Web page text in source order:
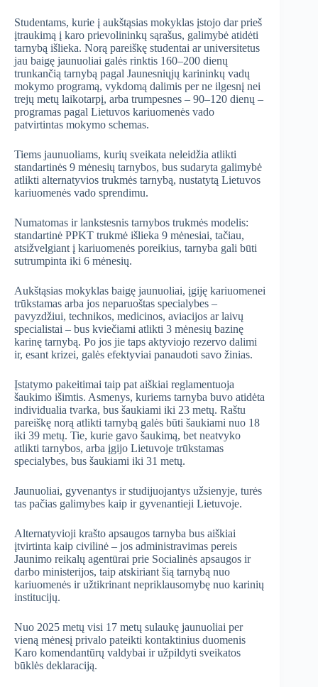
Studentams, kurie į aukštąsias mokyklas įstojo dar prieš
įtraukimą į karo prievolininkų sąrašus, galimybė atidėti
tarnybą išlieka. Norą pareiškę studentai ar universitetus
jau baigę jaunuoliai galės rinktis 160–200 dienų
trunkančią tarnybą pagal Jaunesniųjų karininkų vadų
mokymo programą, vykdomą dalimis per ne ilgesnį nei
trejų metų laikotarpį, arba trumpesnes – 90–120 dienų –
programas pagal Lietuvos kariuomenės vado
patvirtintas mokymo schemas.
Tiems jaunuoliams, kurių sveikata neleidžia atlikti
standartinės 9 mėnesių tarnybos, bus sudaryta galimybė
atlikti alternatyvios trukmės tarnybą, nustatytą Lietuvos
kariuomenės vado sprendimu.
Numatomas ir lankstesnis tarnybos trukmės modelis:
standartinė PPKT trukmė išlieka 9 mėnesiai, tačiau,
atsižvelgiant į kariuomenės poreikius, tarnyba gali būti
sutrumpinta iki 6 mėnesių.
Aukštąsias mokyklas baigę jaunuoliai, įgiję kariuomenei
trūkstamas arba jos neparuoštas specialybes –
pavyzdžiui, technikos, medicinos, aviacijos ar laivų
specialistai – bus kviečiami atlikti 3 mėnesių bazinę
karinę tarnybą. Po jos jie taps aktyviojo rezervo dalimi
ir, esant krizei, galės efektyviai panaudoti savo žinias.
Įstatymo pakeitimai taip pat aiškiai reglamentuoja
šaukimo išimtis. Asmenys, kuriems tarnyba buvo atidėta
individualia tvarka, bus šaukiami iki 23 metų. Raštu
pareiškę norą atlikti tarnybą galės būti šaukiami nuo 18
iki 39 metų. Tie, kurie gavo šaukimą, bet neatvyko
atlikti tarnybos, arba įgijo Lietuvoje trūkstamas
specialybes, bus šaukiami iki 31 metų.
Jaunuoliai, gyvenantys ir studijuojantys užsienyje, turės
tas pačias galimybes kaip ir gyvenantieji Lietuvoje.
Alternatyvioji krašto apsaugos tarnyba bus aiškiai
įtvirtinta kaip civilinė – jos administravimas pereis
Jaunimo reikalų agentūrai prie Socialinės apsaugos ir
darbo ministerijos, taip atskiriant šią tarnybą nuo
kariuomenės ir užtikrinant nepriklausomybę nuo karinių
institucijų.
Nuo 2025 metų visi 17 metų sulaukę jaunuoliai per
vieną mėnesį privalo pateikti kontaktinius duomenis
Karo komendantūrų valdybai ir užpildyti sveikatos
būklės deklaraciją.